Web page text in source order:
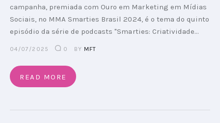
campanha, premiada com Ouro em Marketing em Mídias
Sociais, no MMA Smarties Brasil 2024, é o tema do quinto
episódio da série de podcasts "Smarties: Criatividade…
04/07/2025 0 BY MFT
READ MORE